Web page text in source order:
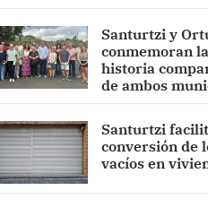
Santurtzi y
conmemoran la
historia
de ambos
Santurtzi
conversión de
vacíos en